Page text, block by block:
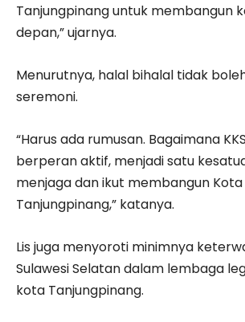
Tanjungpinang untuk membangun
depan,” ujarnya.
Menurutnya, halal bihalal tidak
seremoni.
“Harus ada rumusan. Bagaimana
berperan aktif, menjadi satu
menjaga dan ikut membangun Kota
Tanjungpinang,” katanya.
Lis juga menyoroti minimnya
Sulawesi Selatan dalam lembaga
kota Tanjungpinang.